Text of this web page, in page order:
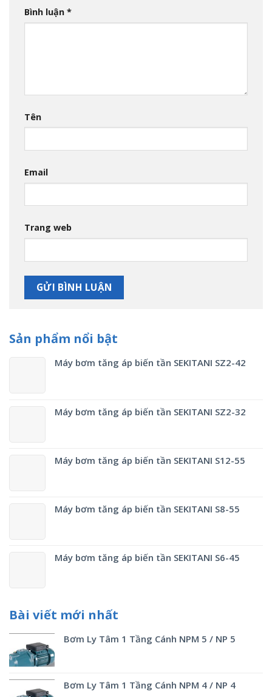
Bình luận *
Tên
Email
Trang web
Sản phẩm nổi bật
Máy bơm tăng áp biến tần SEKITANI SZ2-42
Máy bơm tăng áp biến tần SEKITANI SZ2-32
Máy bơm tăng áp biến tần SEKITANI S12-55
Máy bơm tăng áp biến tần SEKITANI S8-55
Máy bơm tăng áp biến tần SEKITANI S6-45
Bài viết mới nhất
Bơm Ly Tâm 1 Tầng Cánh NPM 5 / NP 5
Bơm Ly Tâm 1 Tầng Cánh NPM 4 / NP 4